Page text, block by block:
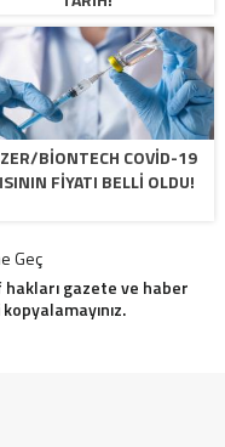
BIONTECH COVID-19
FIYATI BELLI OLDU!
Geç
gazete ve haber